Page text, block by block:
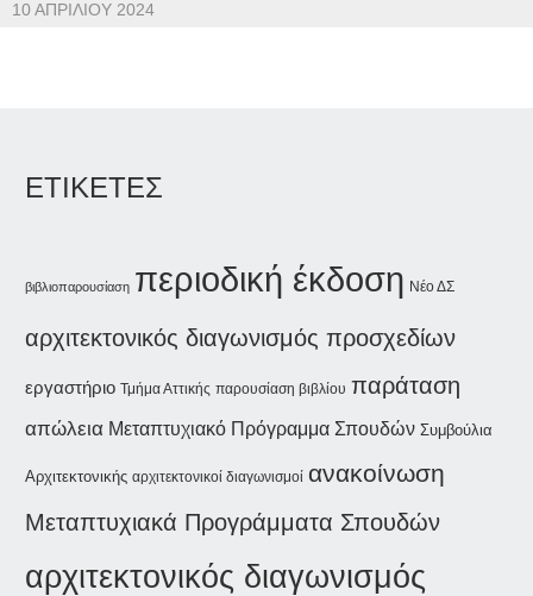
10 ΑΠΡΙΛΊΟΥ 2024
ΕΤΙΚΕΤΕΣ
βιβλιοπαρουσίαση περιοδική έκδοση Νέο ΔΣ
αρχιτεκτονικός διαγωνισμός προσχεδίων
εργαστήριο Τμήμα Αττικής παρουσίαση βιβλίου παράταση
απώλεια Μεταπτυχιακό Πρόγραμμα Σπουδών Συμβούλια
Αρχιτεκτονικής αρχιτεκτονικοί διαγωνισμοί ανακοίνωση
Μεταπτυχιακά Προγράμματα Σπουδών
αρχιτεκτονικός διαγωνισμός